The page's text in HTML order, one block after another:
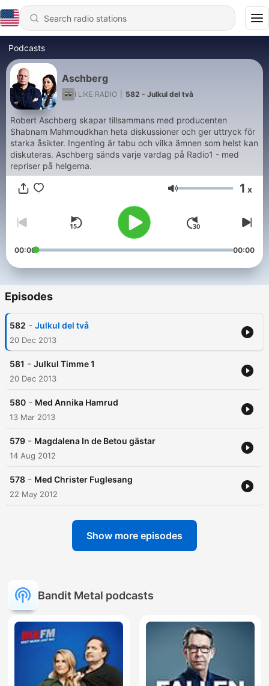
Podcasts
Aschberg
I LIKE RADIO 582 - Julkul del två
Robert Aschberg skapar tillsammans med producenten
Shabnam Mahmoudkhan heta diskussioner och ger uttryck för
starka åsikter. Ingenting är tabu och vilka ämnen som helst kan
diskuteras. Aschberg sänds varje vardag på Radio1 - med
repriser på helgerna.
Volume 1 x
00:00 00:00
Episodes
582 - Julkul del två
20 Dec 2013
581 - Julkul Timme 1
20 Dec 2013
580 - Med Annika Hamrud
13 Mar 2013
579 - Magdalena In de Betou gästar
14 Aug 2012
578 - Med Christer Fuglesang
22 May 2012
Show more episodes
Bandit Metal podcasts